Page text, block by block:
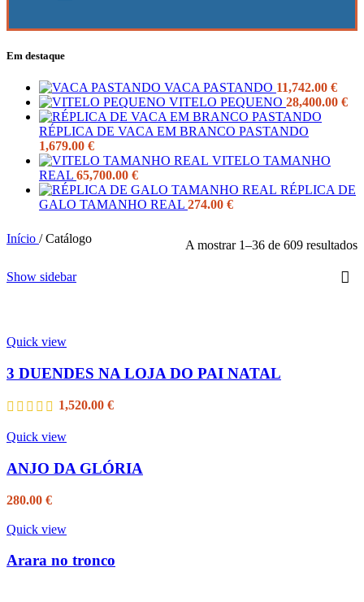
Em destaque
VACA PASTANDO 11,742.00 €
VITELO PEQUENO 28,400.00 €
RÉPLICA DE VACA EM BRANCO PASTANDO
1,679.00 €
VITELO TAMANHO
REAL 65,700.00 €
RÉPLICA DE
GALO TAMANHO REAL 274.00 €
Início / Catálogo A mostrar 1–36 de 609 resultados
Show sidebar
Quick view
3 DUENDES NA LOJA DO PAI NATAL
1,520.00 €
Quick view
ANJO DA GLÓRIA
280.00 €
Quick view
Arara no tronco